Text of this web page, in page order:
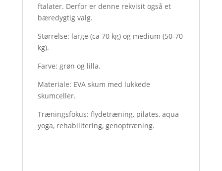
ftalater. Derfor er denne rekvisit også et
bæredygtig valg.
Størrelse: large (ca 70 kg) og medium (50-70
kg).
Farve: grøn og lilla.
Materiale: EVA skum med lukkede
skumceller.
Træningsfokus: flydetræning, pilates, aqua
yoga, rehabilitering, genoptræning.